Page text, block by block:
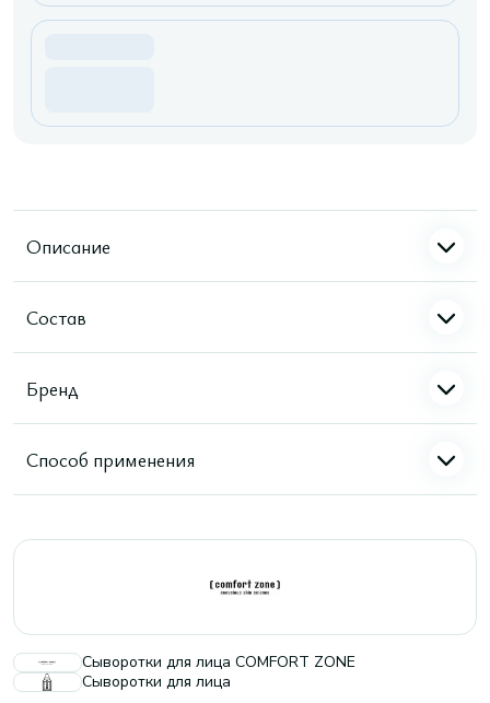
Описание
Состав
Бренд
Способ применения
Сыворотки для лица COMFORT ZONE
Сыворотки для лица